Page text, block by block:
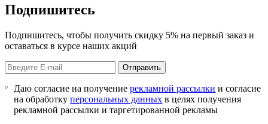
Подпишитесь
Подпишитесь, чтобы получить скидку 5% на первый заказ и
оставаться в курсе наших акций
Отправить
Даю согласие на получениерекламной рассылки и согласие
на обработкуперсональных данных в целях получения
рекламной рассылки и таргетированной рекламы